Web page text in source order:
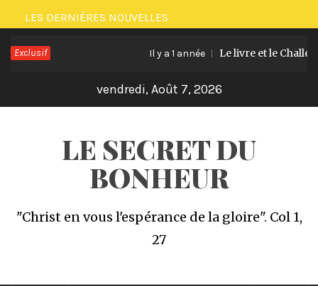
Passer
au
contenu
LES DERNIÈRES NOUVELLES
Exclusif Il y a 1 année Le livre et le Challenge
vendredi, Août 7, 2026
LE SECRET DU
BONHEUR
"Christ en vous l'espérance de la gloire". Col 1,
27